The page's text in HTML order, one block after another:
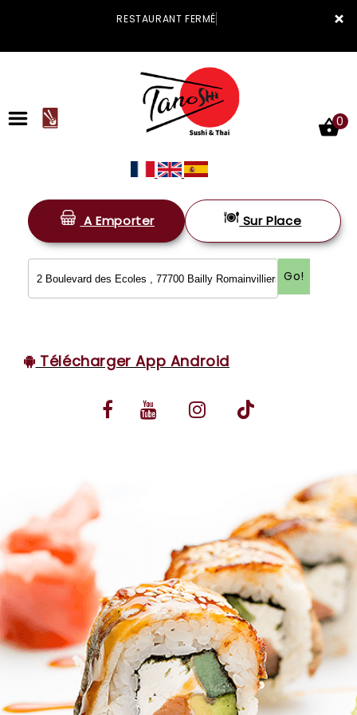
×
RESTAURANT
ACCUEIL
LA CARTE
VOS AVIS
MENTIONS LÉGALES
0
A Emporter Sur Place
Go!
Télécharger App Android